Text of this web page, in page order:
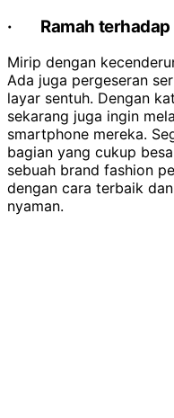
· Ramah
Mirip dengan
Ada juga pergeseran
layar sentuh. Dengan
sekarang juga ingin
smartphone mereka.
bagian yang cukup
sebuah brand fashion
dengan cara terbaik
nyaman.